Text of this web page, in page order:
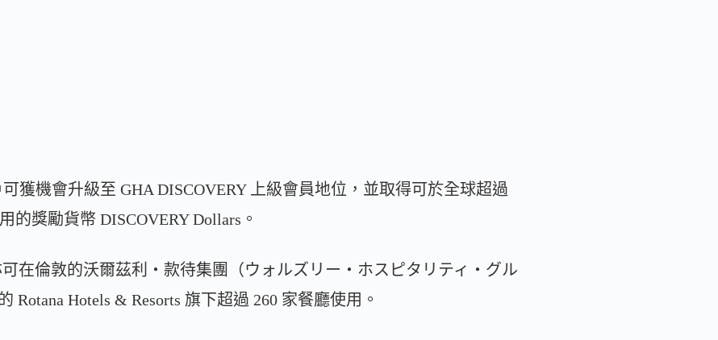
獲機會升級至 GHA DISCOVERY 上級會員地位，並取得可於全球超過
的獎勵貨幣 DISCOVERY Dollars。
可在倫敦的沃爾茲利・款待集團（ウォルズリー・ホスピタリティ・グル
Rotana Hotels & Resorts 旗下超過 260 家餐廳使用。